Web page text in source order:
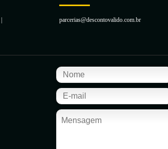
parcerias@descontovalido.com.br